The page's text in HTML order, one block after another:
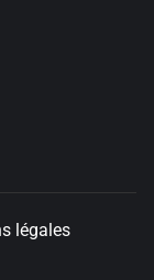
légales